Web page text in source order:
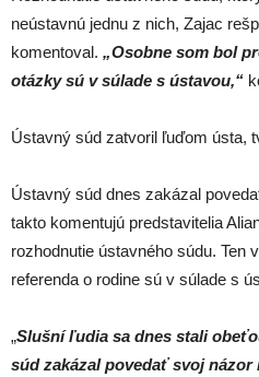
neústavnú jednu z nich, Zajac
komentoval. „Osobne som bol
otázky sú v súlade s ústavou,“
Ústavný súd zatvoril ľuďom ústa,
Ústavný súd dnes zakázal
takto komentujú predstavitelia
rozhodnutie ústavného súdu. Ten
referenda o rodine sú v súlade s
„Slušní ľudia sa dnes stali
súd zakázal povedať svoj